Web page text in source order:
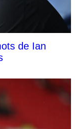
de Ian